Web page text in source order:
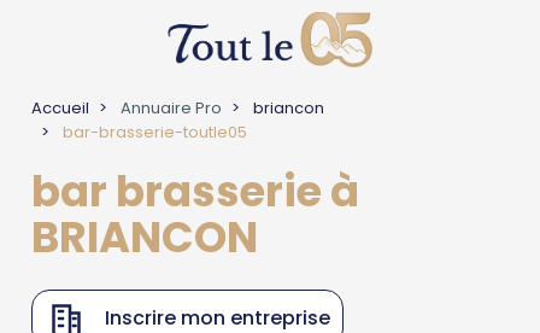
Accueil Annuaire Pro
briancon
bar-brasserie-toutle05
bar brasserie à
BRIANCON
Inscrire mon entreprise